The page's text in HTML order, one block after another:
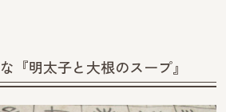
『明太子と大根のスープ』